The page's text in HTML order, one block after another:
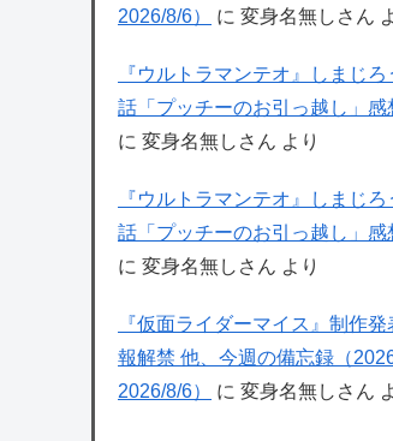
2026/8/6）
に 変身名無しさん
『ウルトラマンテオ』しまじ
話「プッチーのお引っ越し」感
に 変身名無しさん より
『ウルトラマンテオ』しまじ
話「プッチーのお引っ越し」感
に 変身名無しさん より
『仮面ライダーマイス』制作
報解禁 他、今週の備忘録（
2026/8/6）
に 変身名無しさん